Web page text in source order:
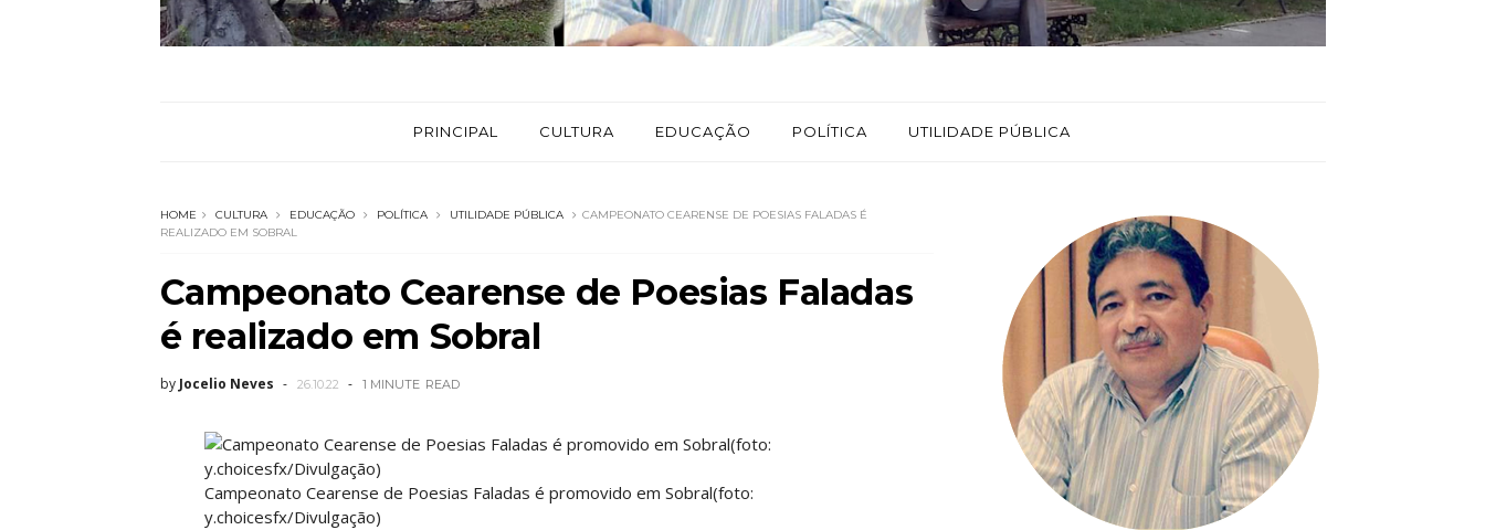
PRINCIPAL CULTURA EDUCAÇÃO POLÍTICA UTILIDADE PÚBLICA
HOME CULTURA EDUCAÇÃO POLÍTICA UTILIDADE PÚBLICA
CAMPEONATO CEARENSE DE POESIAS FALADAS É
REALIZADO EM SOBRAL
Campeonato Cearense de Poesias Faladas
é realizado em Sobral
by Jocelio Neves 26.10.22 1 MINUTE READ
Campeonato Cearense de Poesias Faladas é promovido em Sobral(foto:
y.choicesfx/Divulgação)